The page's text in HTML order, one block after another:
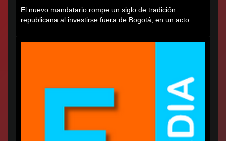
El nuevo mandatario rompe un siglo de tradición
republicana al investirse fuera de Bogotá, en un acto